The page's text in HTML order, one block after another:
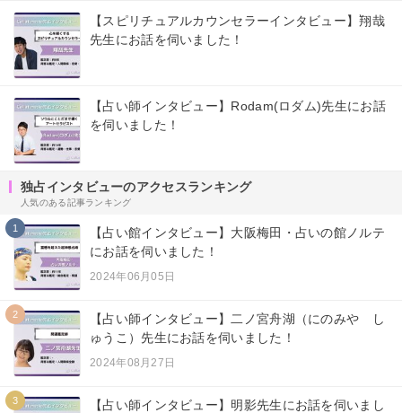
【スピリチュアルカウンセラーインタビュー】翔哉
先生にお話を伺いました！
【占い師インタビュー】Rodam(ロダム)先生にお話
を伺いました！
独占インタビューのアクセスランキング
人気のある記事ランキング
1
【占い館インタビュー】大阪梅田・占いの館ノルテ
にお話を伺いました！
2024年06月05日
2
【占い師インタビュー】二ノ宮舟湖（にのみや し
ゅうこ）先生にお話を伺いました！
2024年08月27日
3
【占い師インタビュー】明影先生にお話を伺いまし